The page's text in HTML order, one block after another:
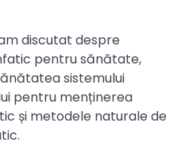
discutat despre
pentru sănătate,
sistemului
pentru menținerea
și metodele naturale de